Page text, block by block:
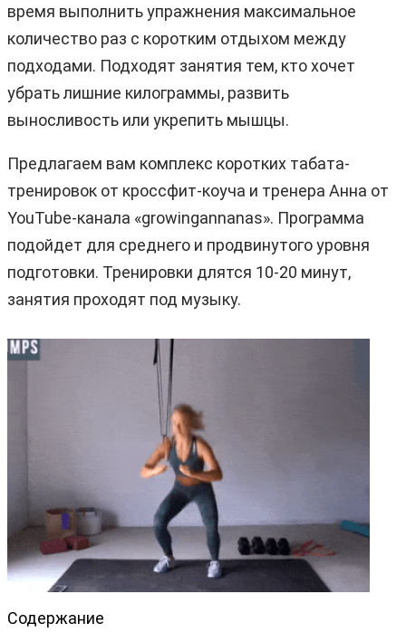
время выполнить упражнения максимальное
количество раз с коротким отдыхом между
подходами. Подходят занятия тем, кто хочет
убрать лишние килограммы, развить
выносливость или укрепить мышцы.
Предлагаем вам комплекс коротких табата-
тренировок от кроссфит-коуча и тренера Анна от
YouTube-канала «growingannanas». Программа
подойдет для среднего и продвинутого уровня
подготовки. Тренировки длятся 10-20 минут,
занятия проходят под музыку.
Содержание